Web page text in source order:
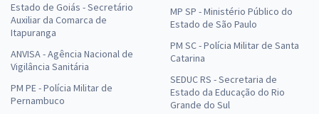
Estado de Goiás - Secretário
Auxiliar da Comarca de
Itapuranga
ANVISA - Agência Nacional de
Vigilância Sanitária
PM PE - Polícia Militar de
Pernambuco
MP SP - Ministério Público do
Estado de São Paulo
PM SC - Polícia Militar de Santa
Catarina
SEDUC RS - Secretaria de
Estado da Educação do Rio
Grande do Sul